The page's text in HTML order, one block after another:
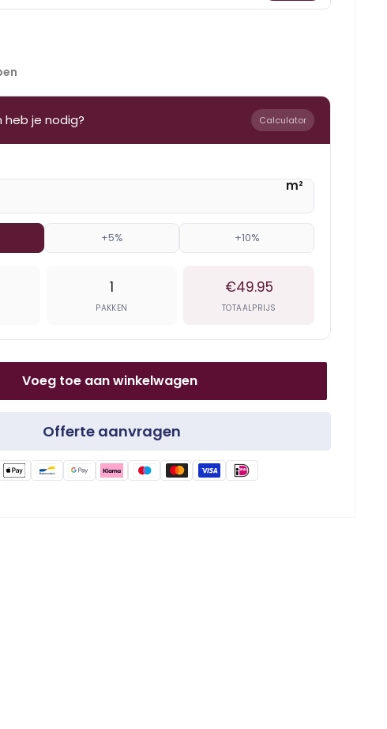
heb je nodig? Calculator
m²
+5% +10%
1
PAKKEN
€49.95
TOTAALPRIJS
Voeg toe aan winkelwagen
Offerte aanvragen